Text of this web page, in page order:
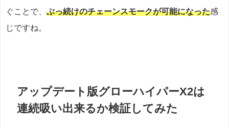
ぐことで、 ぶっ続けのチェーンスモークが可能になった感
じですね。
アップデート版グローハイパーX2は
連続吸い出来るか検証してみた